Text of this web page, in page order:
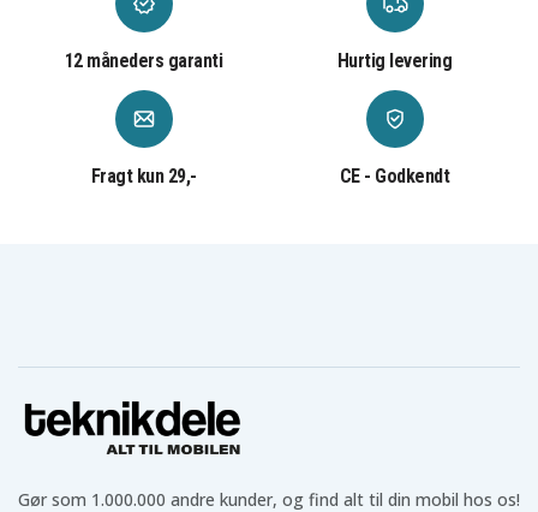
12 måneders garanti Hurtig levering
Fragt kun 29,- CE - Godkendt
Gør som 1.000.000 andre kunder, og find alt til din mobil hos os!